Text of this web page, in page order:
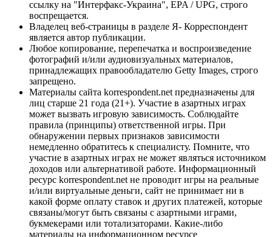
ссылку на "Интерфакс-Украина", EPA / UPG, строго
воспрещается.
Владелец веб-страницы в разделе Я- Корреспондент
является автор публикации.
Любое копирование, перепечатка и воспроизведение
фотографий и/или аудиовизуальных материалов,
принадлежащих правообладателю Getty Images, строго
запрещено.
Материалы сайта korrespondent.net предназначены для
лиц старше 21 года (21+). Участие в азартных играх
может вызвать игровую зависимость. Соблюдайте
правила (принципы) ответственной игры. При
обнаружении первых признаков зависимости
немедленно обратитесь к специалисту. Помните, что
участие в азартных играх не может являться источником
доходов или альтернативой работе. Информационный
ресурс korrespondent.net не проводит игры на реальные
и/или виртуальные деньги, сайт не принимает ни в
какой форме оплату ставок и других платежей, которые
связаны/могут быть связаны с азартными играми,
букмекерами или тотализаторами. Какие-либо
материалы на информационном ресурсе